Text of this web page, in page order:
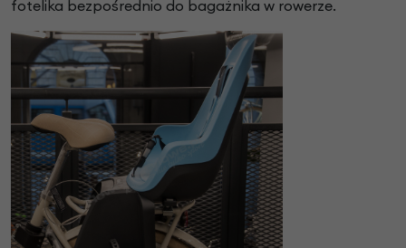
fotelika bezpośrednio do bagażnika w rowerze.